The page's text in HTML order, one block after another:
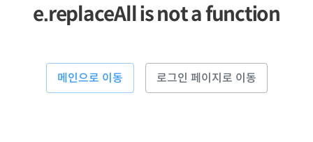
e.replaceAll is not a function
메인으로 이동 로그인 페이지로 이동